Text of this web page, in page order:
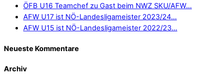
ÖFB U16 Teamchef zu Gast beim NWZ SKU/AFW…
AFW U17 ist NÖ-Landesligameister 2023/24…
AFW U15 ist NÖ-Landesligameister 2022/23…
Neueste Kommentare
Archiv